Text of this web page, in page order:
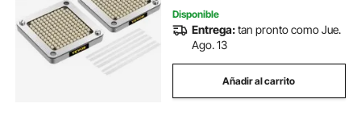
Disponible
Entrega:tan pronto como Jue.
Ago. 13
Añadir al carrito